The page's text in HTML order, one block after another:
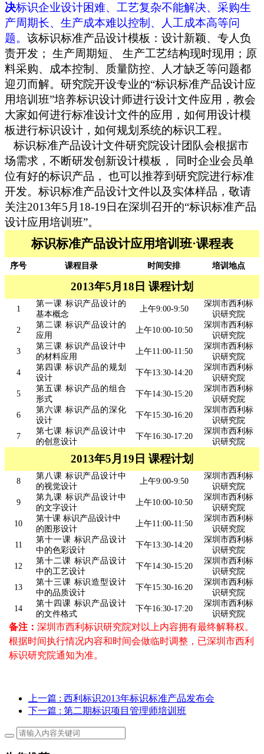
决标识企业设计困难、工艺复杂不能解决、采购生
产周期长、生产成本难以控制、人工成本高等问
题。 该标识标准产品设计模板：设计新颖、专人负
责开发；
生产周期短、
生产工艺结构现时现用；原
料采购、成本控制、质量防控、人才缺乏等问题都
迎刃而解。研究院开设专业的“标识标准产品设计应
用培训班”培养标识设计师进行设计文件应用，教会
大家如何进行标准设计文件的应用，如何用设计模
板进行标识设计，如何规划系统的标识工程。
标识标准产品设计文件研究院设计团队会根据市
场需求，不断研发创新设计模板，
同时企业会员单
位有好的标识产品，
也可以推荐到研究院进行标准
开发。标识标准产品设计文件以及实体样品，敬请
关注2013年5月18-19日在深圳召开的“标识标准产品
设计应用培训班”。
标识标准产品设计应用培训班·课程表
序号 课程目录 时间安排 培训地点
2013年5月18日 课程计划
1
第一课 标识产品设计的
基本概念
上午9:00-9:50
深圳市西利标
识研究院
2
第二课 标识产品设计的
应用
上午10:00-10:50
深圳市西利标
识研究院
3
第三课 标识产品设计中
的材料应用
上午11:00-11:50
深圳市西利标
识研究院
4
第四课 标识产品的规划
设计
下午13:30-14:20
深圳市西利标
识研究院
5
第五课 标识产品的组合
形式
下午14:30-15:20
深圳市西利标
识研究院
6
第六课 标识产品的深化
设计
下午15:30-16:20
深圳市西利标
识研究院
7
第七课 标识产品设计中
的创意设计
下午16:30-17:20
深圳市西利标
识研究院
2013年5月19日 课程计划
8
第八课 标识产品设计中
的视觉设计
上午9:00-9:50
深圳市西利标
识研究院
9
第九课 标识产品设计中
的文字设计
上午10:00-10:50
深圳市西利标
识研究院
10
第十课 标识产品设计中
的图形设计
上午11:00-11:50
深圳市西利标
识研究院
11
第十一课 标识产品设计
中的色彩设计
下午13:30-14:20
深圳市西利标
识研究院
12
第十二课 标识产品设计
中的工艺设计
下午14:30-15:20
深圳市西利标
识研究院
13
第十三课 标识造型设计
中的品质设计
下午15:30-16:20
深圳市西利标
识研究院
14
第十四课 标识产品设计
的文件格式
下午16:30-17:20
深圳市西利标
识研究院
备注： 深圳市西利标识研究院对以上内容拥有最终解释权。
根据时间执行情况内容和时间会做临时调整，已深圳市西利
标识研究院通知为准。
上一篇 : 西利标识2013年标识标准产品发布会
下一篇 : 第二期标识项目管理师培训班